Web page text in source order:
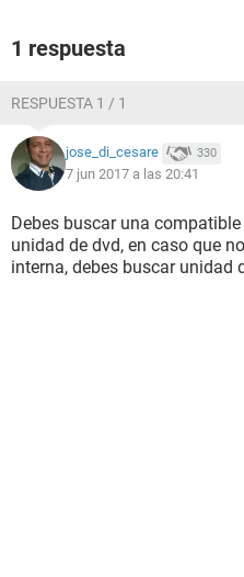
1 respuesta
RESPUESTA 1 / 1
jose_di_cesare 330
7 jun 2017 a las 20:41
Debes buscar una
unidad de dvd, en caso que
interna, debes buscar unidad